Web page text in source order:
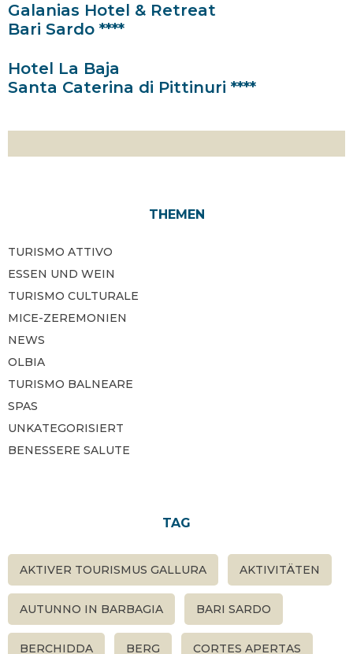
Galanias Hotel & Retreat
Bari Sardo ****
Hotel La Baja
Santa Caterina di Pittinuri ****
THEMEN
TURISMO ATTIVO
ESSEN UND WEIN
TURISMO CULTURALE
MICE-ZEREMONIEN
NEWS
OLBIA
TURISMO BALNEARE
SPAS
UNKATEGORISIERT
BENESSERE SALUTE
TAG
AKTIVER TOURISMUS GALLURA AKTIVITÄTEN
AUTUNNO IN BARBAGIA BARI SARDO
BERCHIDDA BERG CORTES APERTAS